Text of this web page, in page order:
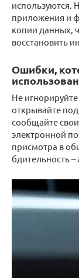
используются.
приложения и
копии данных,
восстановить
Ошибки,
Не
открывайте
сообщайте
электронной
присмотра в
бдительность